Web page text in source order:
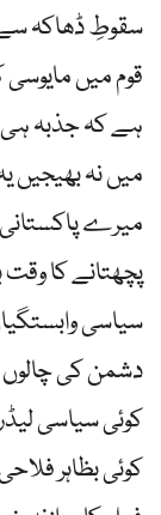
سقوطِ ڈھاکہ
قوم میں
ہے کہ جذبہ ہی
میں نہ
میرے
پچھتانے کا
سیاسی
دشمن کی
کوئی سیاسی
کوئی بظاہر